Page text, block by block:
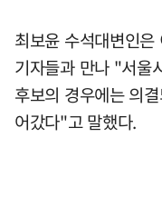
최보윤 수석대변인
기자들과 만나 "서울
후보의 경우에는 의
어갔다"고 말했다.